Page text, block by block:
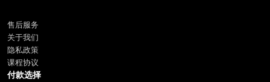
售后服务
关于我们
隐私政策
课程协议
付款选择